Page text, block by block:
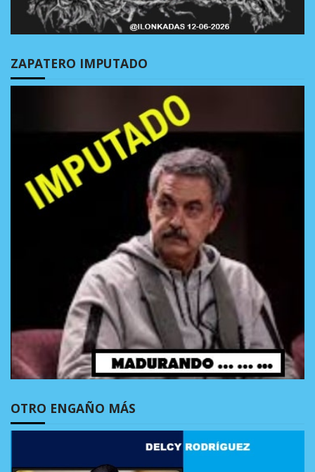
ZAPATERO IMPUTADO
OTRO ENGAÑO MÁS